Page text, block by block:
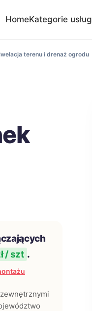
HomeKategorie usług
terenu i drenaż ogrodu
/ szt .